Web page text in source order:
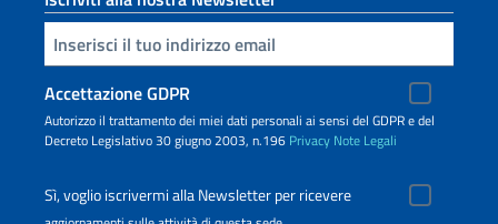
Inserisci la tua email
Accettazione GDPR
Autorizzo il trattamento dei miei dati personali ai sensi del GDPR e del
Decreto Legislativo 30 giugno 2003, n.196 Privacy Note Legali
Sì, voglio iscrivermi alla Newsletter per ricevere